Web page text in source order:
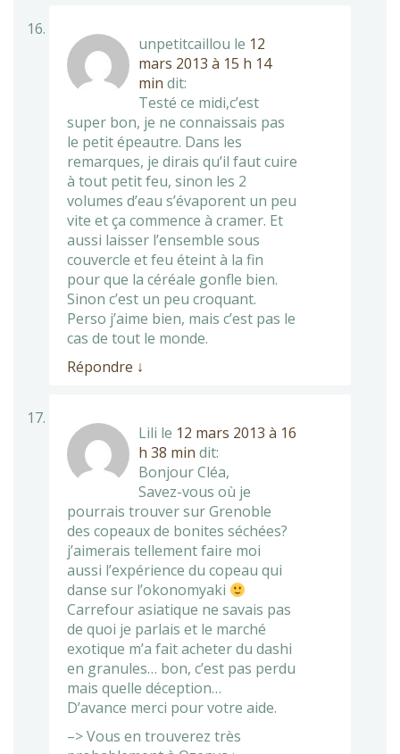
unpetitcaillou le 12
mars 2013 à 15 h 14
min dit:
Testé ce midi,c’est
super bon, je ne connaissais pas
le petit épeautre. Dans les
remarques, je dirais qu’il faut cuire
à tout petit feu, sinon les 2
volumes d’eau s’évaporent un peu
vite et ça commence à cramer. Et
aussi laisser l’ensemble sous
couvercle et feu éteint à la fin
pour que la céréale gonfle bien.
Sinon c’est un peu croquant.
Perso j’aime bien, mais c’est pas le
cas de tout le monde.
Répondre ↓
Lili le 12 mars 2013 à 16
h 38 min dit:
Bonjour Cléa,
Savez-vous où je
pourrais trouver sur Grenoble
des copeaux de bonites séchées?
j’aimerais tellement faire moi
aussi l’expérience du copeau qui
danse sur l’okonomyaki
Carrefour asiatique ne savais pas
de quoi je parlais et le marché
exotique m’a fait acheter du dashi
en granules… bon, c’est pas perdu
mais quelle déception…
D’avance merci pour votre aide.
–> Vous en trouverez très